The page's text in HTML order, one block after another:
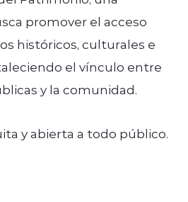
promover el acceso
históricos, culturales e
el vínculo entre
y la comunidad.
y abierta a todo público.